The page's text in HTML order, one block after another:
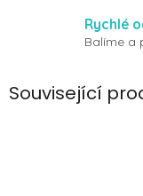
Rychlé
Balíme a
Související